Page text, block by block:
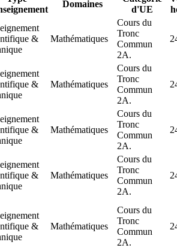
Domaines
d'UE
&
Mathématiques
Cours du
Tronc
Commun
2A.
&
Mathématiques
Cours du
Tronc
Commun
2A.
&
Mathématiques
Cours du
Tronc
Commun
2A.
&
Mathématiques
Cours du
Tronc
Commun
2A.
&
Mathématiques
Cours du
Tronc
Commun
2A.